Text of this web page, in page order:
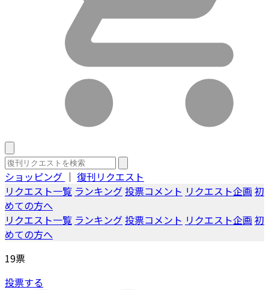
ショッピング ｜ 復刊リクエスト
リクエスト一覧 ランキング投票コメント リクエスト企画 初
めての方へ
リクエスト一覧 ランキング投票コメント リクエスト企画 初
めての方へ
19票
投票する